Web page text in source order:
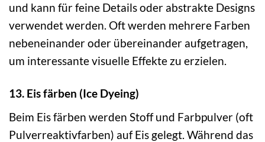
und kann für feine Details oder abstrakte Designs
verwendet werden. Oft werden mehrere Farben
nebeneinander oder übereinander aufgetragen,
um interessante visuelle Effekte zu erzielen.
13. Eis färben (Ice Dyeing)
Beim Eis färben werden Stoff und Farbpulver (oft
Pulverreaktivfarben) auf Eis gelegt. Während das